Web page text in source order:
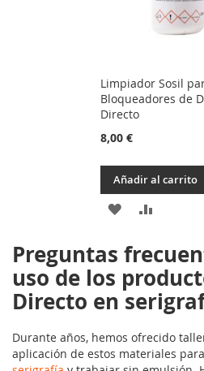
Limpiador Sosil
Bloqueadores de
Directo
8,00 €
Añadir al carrito
AÑADIR
LA
LISTA
DESEOS
Preguntas
uso de los
Directo en
Durante años, hemos ofrecido
aplicación de estos materiales